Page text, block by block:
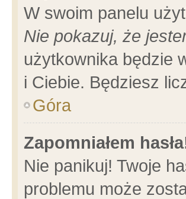
W swoim panelu
Nie pokazuj, że
użytkownika będzie
i Ciebie. Będziesz
Góra
Zapomniałem
Nie panikuj! Twoje
problemu może